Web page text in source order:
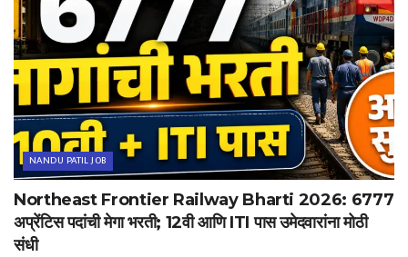
NANDU PATIL JOB
Northeast Frontier Railway Bharti 2026: 6777
अप्रेंटिस पदांची मेगा भरती; 12वी आणि ITI पास उमेदवारांना मोठी
संधी